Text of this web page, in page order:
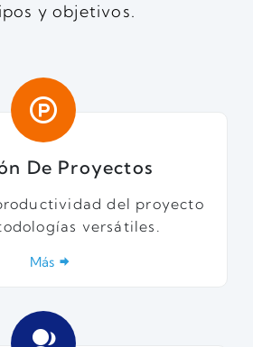
y objetivos.
De Proyectos
del proyecto
versátiles.
Más